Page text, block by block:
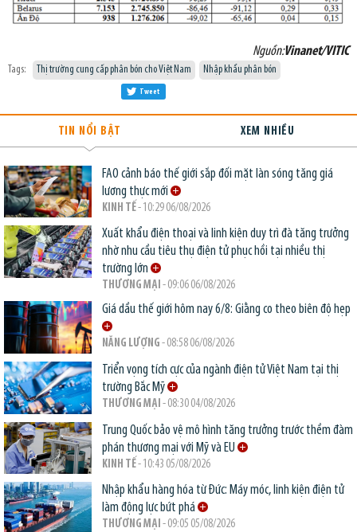
Nguồn:Vinanet/VITIC
Tags: Thị trường cung cấp phân bón cho Việt Nam Nhập khẩu phân bón
Tweet
TIN NỔI BẬT XEM NHIỀU
FAO cảnh báo thế giới sắp đối mặt làn sóng tăng giá
lương thực mới
KINH TẾ- 10:29 06/08/2026
Xuất khẩu điện thoại và linh kiện duy trì đà tăng trưởng
nhờ nhu cầu tiêu thụ điện tử phục hồi tại nhiều thị
trường lớn
THƯƠNG MẠI - 09:06 06/08/2026
Giá dầu thế giới hôm nay 6/8: Giằng co theo biên độ hẹp
NĂNG LƯỢNG - 08:58 06/08/2026
Triển vọng tích cực của ngành điện tử Việt Nam tại thị
trường Bắc Mỹ
THƯƠNG MẠI - 08:30 04/08/2026
Trung Quốc bảo vệ mô hình tăng trưởng trước thềm đàm
phán thương mại với Mỹ và EU
KINH TẾ- 10:43 05/08/2026
Nhập khẩu hàng hóa từ Đức: Máy móc, linh kiện điện tử
làm động lực bứt phá
THƯƠNG MẠI - 09:05 05/08/2026